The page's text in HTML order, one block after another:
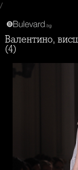
/
Валентино, висша мода, пролет-лято 2012
(4)